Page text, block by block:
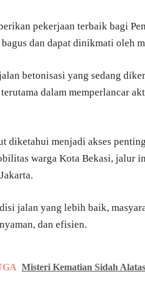
pekerjaan terbaik bagi
dan dapat dinikmati oleh
betonisasi yang sedang
dalam memperlancar
diketahui menjadi akses
warga Kota Bekasi, jalur
jalan yang lebih baik,
dan efisien.
Misteri Kematian Sidah